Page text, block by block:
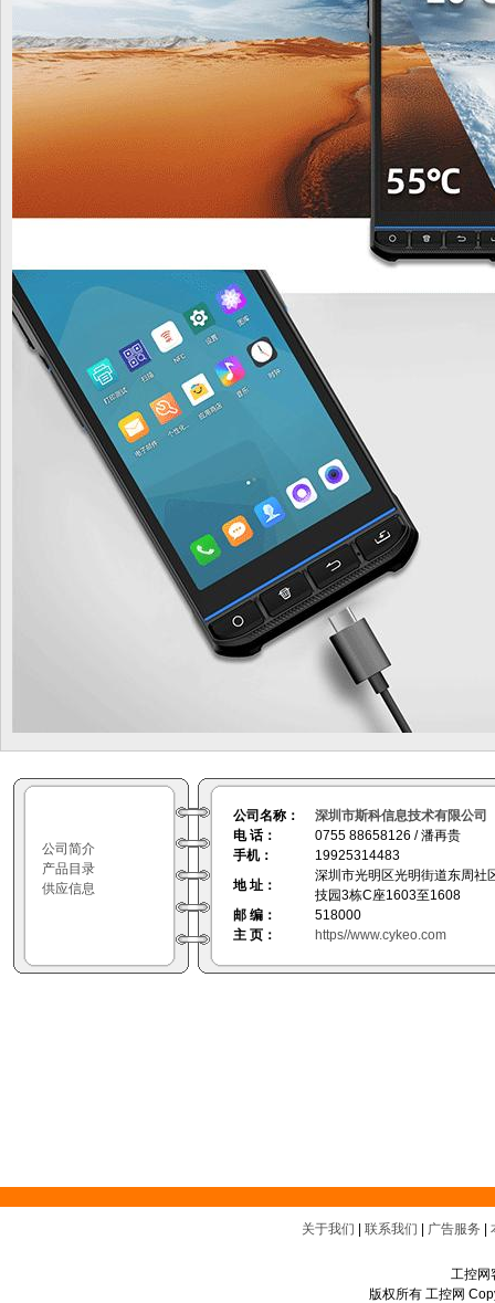
公司简介
产品目录
供应信息
公司名称：
深圳市斯科信息技术有限公司
电 话：
0755 88658126 / 潘再贵
手机：
19925314483
地 址：
深圳市光明区光明街道东周社
技园3栋C座1603至1608
邮 编：
518000
主 页：
https//www.cykeo.com
关于我们 联系我们 广告服务
工控网
版权所有 工控网